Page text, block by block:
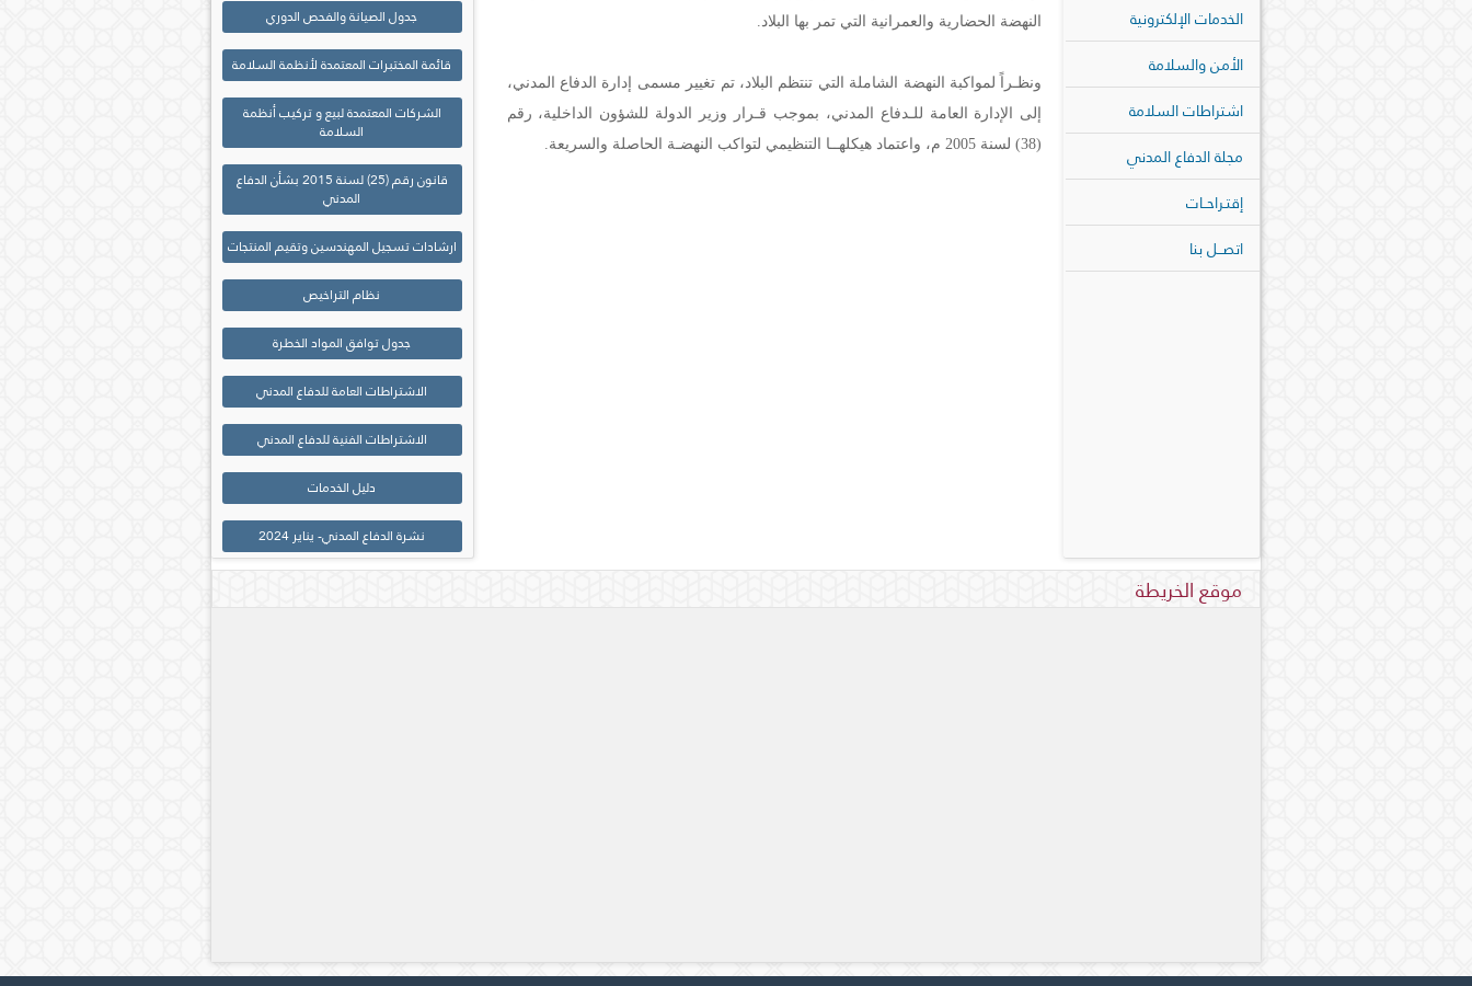
الخدمات الإلكترونية
الأمن والسلامة
اشتراطات السلامة
مجلة الدفاع المدني
إقتـراحــات
اتصــل بنا
النهضة الحضارية والعمرانية التي تمر بها البلاد.
ونظـراً لمواكبة النهضة الشاملة التي تنتظم البلاد، تم تغيير مسمى إدارة الدفاع المدني،
إلى الإدارة العامة للـدفاع المدني، بموجب قـرار وزير الدولة للشؤون الداخلية، رقم
(38) لسنة 2005 م، واعتماد هيكلهــا التنظيمي لتواكب النهضـة الحاصلة والسريعة.
جدول الصيانة والفحص الدوري
قائمة المختبرات المعتمدة لأنظمة السلامة
الشركات المعتمدة لبيع و تركيب أنظمة
السلامة
قانون رقم (25) لسنة 2015 بشأن الدفاع
المدني
ارشادات تسجيل المهندسين وتقيم المنتجات
نظام التراخيص
جدول توافق المواد الخطرة
الاشتراطات العامة للدفاع المدني
الاشتراطات الفنية للدفاع المدني
دليل الخدمات
نشرة الدفاع المدني- يناير 2024
موقع الخريطة